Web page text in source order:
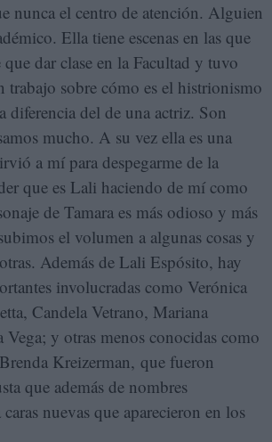
nunca el centro de atención. Alguien
Ella tiene escenas en las que
dar clase en la Facultad y tuvo
trabajo sobre cómo es el histrionismo
diferencia del de una actriz. Son
mucho. A su vez ella es una
a mí para despegarme de la
que es Lali haciendo de mí como
de Tamara es más odioso y más
el volumen a algunas cosas y
Además de Lali Espósito, hay
involucradas como Verónica
Candela Vetrano, Mariana
Vega; y otras menos conocidas como
Kreizerman, que fueron
que además de nombres
nuevas que aparecieron en los